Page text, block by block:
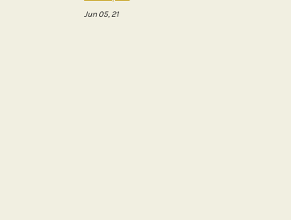
Jun 05, 21